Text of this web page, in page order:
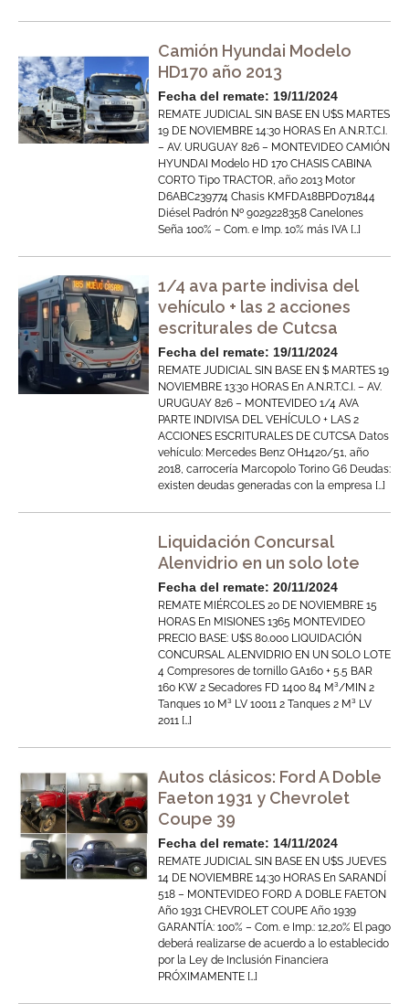
Camión Hyundai Modelo
HD170 año 2013
Fecha del remate: 19/11/2024
REMATE JUDICIAL SIN BASE EN U$S MARTES
19 DE NOVIEMBRE 14:30 HORAS En A.N.R.T.C.I.
– AV. URUGUAY 826 – MONTEVIDEO CAMIÓN
HYUNDAI Modelo HD 170 CHASIS CABINA
CORTO Tipo TRACTOR, año 2013 Motor
D6ABC239774 Chasis KMFDA18BPD071844
Diésel Padrón Nº 9029228358 Canelones
Seña 100% – Com. e Imp. 10% más IVA […]
1/4 ava parte indivisa del
vehículo + las 2 acciones
escriturales de Cutcsa
Fecha del remate: 19/11/2024
REMATE JUDICIAL SIN BASE EN $ MARTES 19
NOVIEMBRE 13:30 HORAS En A.N.R.T.C.I. – AV.
URUGUAY 826 – MONTEVIDEO 1/4 AVA
PARTE INDIVISA DEL VEHÍCULO + LAS 2
ACCIONES ESCRITURALES DE CUTCSA Datos
vehículo: Mercedes Benz OH1420/51, año
2018, carrocería Marcopolo Torino G6 Deudas:
existen deudas generadas con la empresa […]
Liquidación Concursal
Alenvidrio en un solo lote
Fecha del remate: 20/11/2024
REMATE MIÉRCOLES 20 DE NOVIEMBRE 15
HORAS En MISIONES 1365 MONTEVIDEO
PRECIO BASE: U$S 80.000 LIQUIDACIÓN
CONCURSAL ALENVIDRIO EN UN SOLO LOTE
4 Compresores de tornillo GA160 + 5.5 BAR
160 KW 2 Secadores FD 1400 84 M³/MIN 2
Tanques 10 M³ LV 10011 2 Tanques 2 M³ LV
2011 […]
Autos clásicos: Ford A Doble
Faeton 1931 y Chevrolet
Coupe 39
Fecha del remate: 14/11/2024
REMATE JUDICIAL SIN BASE EN U$S JUEVES
14 DE NOVIEMBRE 14:30 HORAS En SARANDÍ
518 – MONTEVIDEO FORD A DOBLE FAETON
Año 1931 CHEVROLET COUPE Año 1939
GARANTÍA: 100% – Com. e Imp.: 12,20% El pago
deberá realizarse de acuerdo a lo establecido
por la Ley de Inclusión Financiera
PRÓXIMAMENTE […]